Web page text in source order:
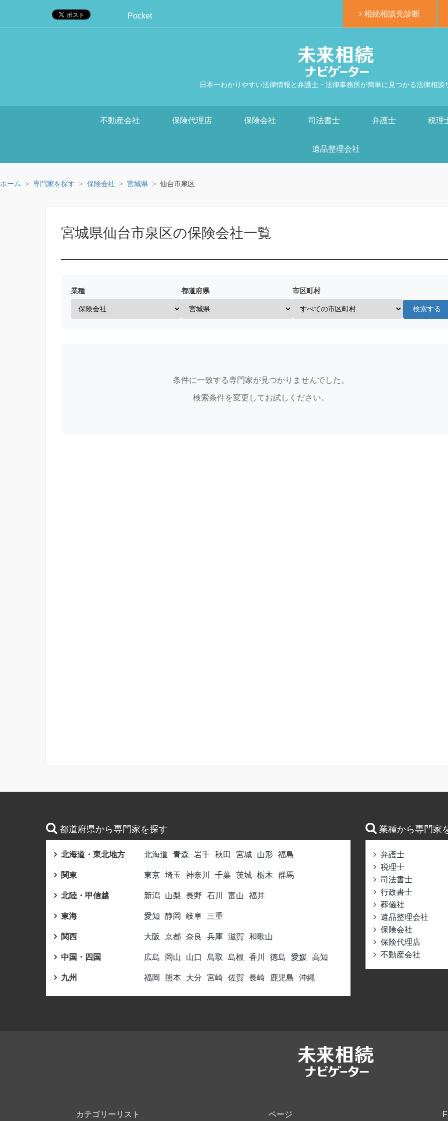
相続相談先診断
Pocket
日本一わかりやすい法律情報と弁護士・法律事務所が簡単に見つかる法律相談
不動産会社 保険代理店 保険会社 司法書士 弁護士 税理
遺品整理会社
ホーム 専門家を探す 保険会社 宮城県 仙台市泉区
宮城県仙台市泉区の保険会社一覧
業種 都道府県 市区町村
検索する
条件に一致する専門家が見つかりませんでした。
検索条件を変更してお試しください。
都道府県から専門家を探す
北海道・東北地方 北海道 青森 岩手 秋田 宮城 山形 福島
関東 東京 埼玉 神奈川 千葉 茨城 栃木 群馬
北陸・甲信越 新潟 山梨 長野 石川 富山 福井
東海 愛知 静岡 岐阜 三重
関西 大阪 京都 奈良 兵庫 滋賀 和歌山
中国・四国 広島 岡山 山口 鳥取 島根 香川 徳島 愛媛 高知
九州 福岡 熊本 大分 宮崎 佐賀 長崎 鹿児島 沖縄
業種から専門家
弁護士
税理士
司法書士
行政書士
葬儀社
遺品整理会社
保険会社
保険代理店
不動産会社
カテゴリーリスト ページ